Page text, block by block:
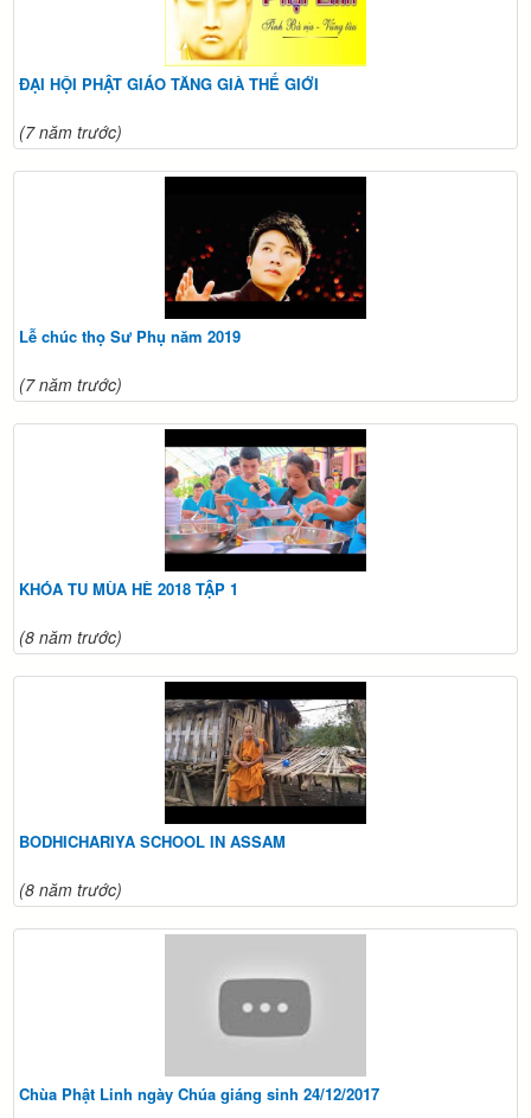
ĐẠI HỘI PHẬT GIÁO TĂNG GIÀ THẾ GIỚI
(7 năm trước)
Lễ chúc thọ Sư Phụ năm 2019
(7 năm trước)
KHÓA TU MÙA HÈ 2018 TẬP 1
(8 năm trước)
BODHICHARIYA SCHOOL IN ASSAM
(8 năm trước)
Chùa Phật Linh ngày Chúa giáng sinh 24/12/2017